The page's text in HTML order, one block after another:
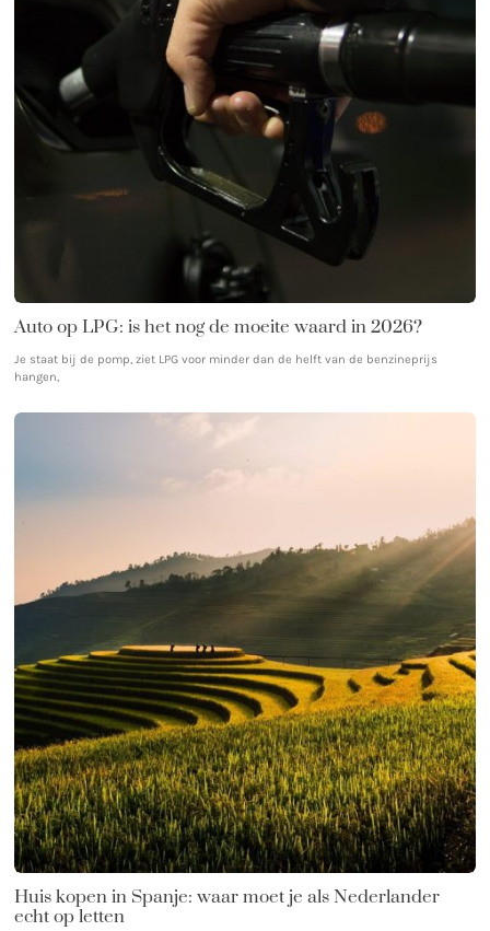
Auto op LPG: is het nog de moeite waard in 2026?
Je staat bij de pomp, ziet LPG voor minder dan de helft van de benzineprijs
hangen,
Huis kopen in Spanje: waar moet je als Nederlander
echt op letten